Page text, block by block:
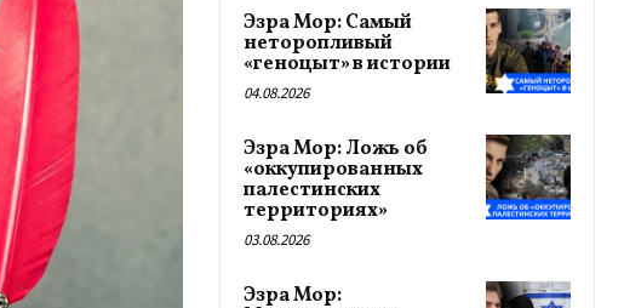
Эзра Мор: Самый
неторопливый
«геноцыт» в истории
04.08.2026
Эзра Мор: Ложь об
«оккупированных
палестинских
территориях»
03.08.2026
Эзра Мор: